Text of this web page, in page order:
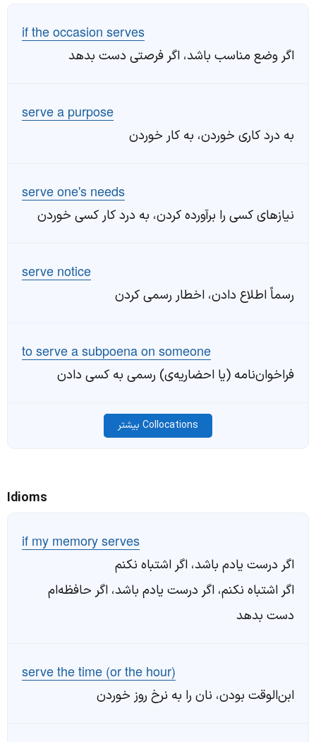
if the occasion serves
اگر وضع مناسب باشد، اگر فرصتی دست بدهد
serve a purpose
به درد کاری خوردن، به کار خوردن
serve one's needs
نیازهای کسی را برآورده کردن، به درد کار کسی خوردن
serve notice
رسماً اطلاع دادن، اخطار رسمی کردن
to serve a subpoena on someone
فراخوان‌نامه (یا احضاریه‌ی) رسمی به کسی دادن
Collocations بیشتر
Idioms
if my memory serves
اگر درست یادم باشد، اگر اشتباه نکنم
اگر اشتباه نکنم، اگر درست یادم باشد، اگر حافظه‌ام
دست بدهد
serve the time (or the hour)
ابن‌الوقت بودن، نان را به نرخ روز خوردن